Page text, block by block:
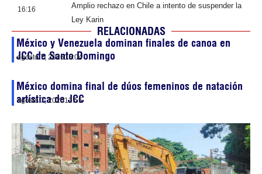
16:16
Amplio rechazo en Chile a intento de suspender la
Ley Karin
RELACIONADAS
México y Venezuela dominan finales de canoa en
JCC de Santo Domingo
agosto 7, 202615:04
México domina final de dúos femeninos de natación
artística de JCC
agosto 7, 202613:55